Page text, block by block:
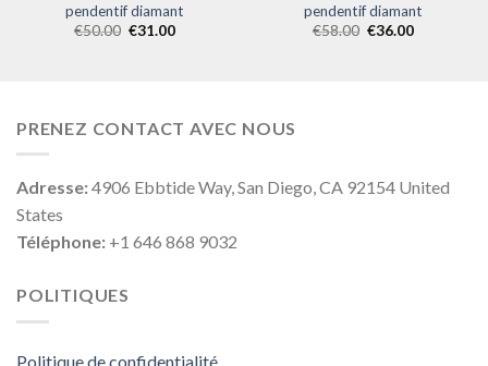
pendentif diamant
€50.00 €31.00
pendentif diamant
€58.00 €36.00
PRENEZ CONTACT AVEC NOUS
Adresse:4906 Ebbtide Way, San Diego, CA 92154 United
States
Téléphone: +1 646 868 9032
POLITIQUES
Politique de confidentialité